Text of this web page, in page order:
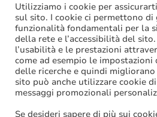
ULTIME NOTIZIE
La soppressione
offre più margini
salario accessorio
ACCRUAL: come
trasferimenti
riscossi prima del
Utilizziamo i cookie per
sul sito. I cookie ci permettono
funzionalità fondamentali per la
della rete e l’accessibilità del
l’usabilità e le prestazioni
come ad esempio le
delle ricerche e quindi
sito può anche utilizzare cookie
messaggi promozionali
Se desideri sapere di più sui